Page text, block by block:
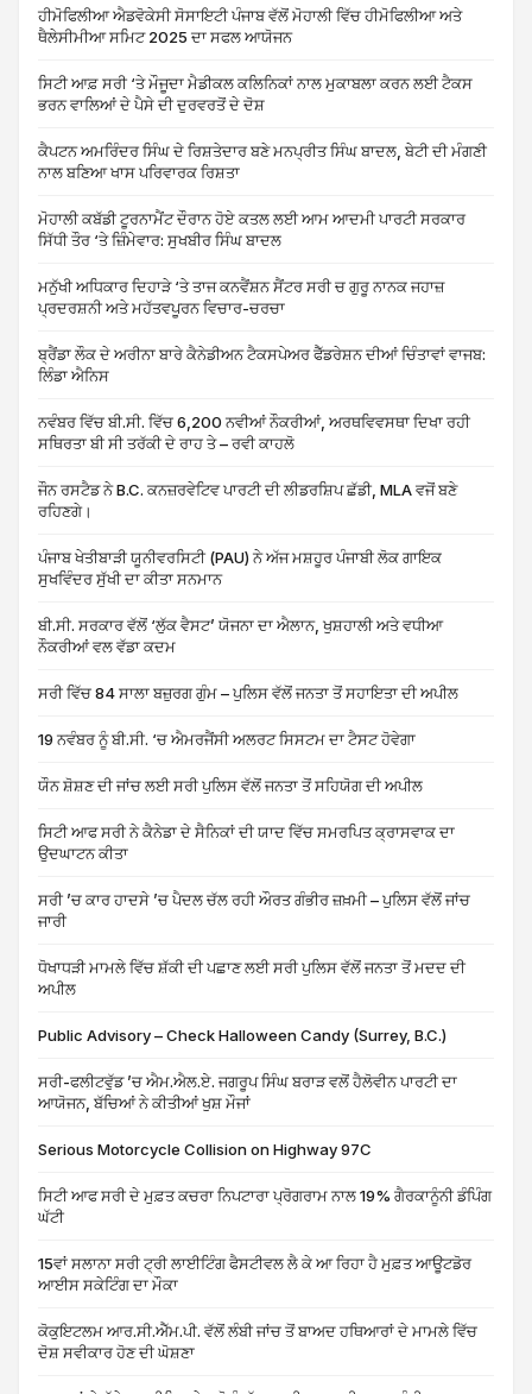
ਹੀਮੋਫਿਲੀਆ ਐਡਵੋਕੇਸੀ ਸੋਸਾਇਟੀ ਪੰਜਾਬ ਵੱਲੋਂ ਮੋਹਾਲੀ ਵਿੱਚ ਹੀਮੋਫਿਲੀਆ ਅਤੇ
ਥੈਲੇਸੀਮੀਆ ਸਮਿਟ 2025 ਦਾ ਸਫਲ ਆਯੋਜਨ
ਸਿਟੀ ਆਫ਼ ਸਰੀ ‘ਤੇ ਮੌਜੂਦਾ ਮੈਡੀਕਲ ਕਲਿਨਿਕਾਂ ਨਾਲ ਮੁਕਾਬਲਾ ਕਰਨ ਲਈ ਟੈਕਸ
ਭਰਨ ਵਾਲਿਆਂ ਦੇ ਪੈਸੇ ਦੀ ਦੁਰਵਰਤੋਂ ਦੇ ਦੋਸ਼
ਕੈਪਟਨ ਅਮਰਿੰਦਰ ਸਿੰਘ ਦੇ ਰਿਸ਼ਤੇਦਾਰ ਬਣੇ ਮਨਪ੍ਰੀਤ ਸਿੰਘ ਬਾਦਲ, ਬੇਟੀ ਦੀ ਮੰਗਣੀ
ਨਾਲ ਬਣਿਆ ਖਾਸ ਪਰਿਵਾਰਕ ਰਿਸ਼ਤਾ
ਮੋਹਾਲੀ ਕਬੱਡੀ ਟੂਰਨਾਮੈਂਟ ਦੌਰਾਨ ਹੋਏ ਕਤਲ ਲਈ ਆਮ ਆਦਮੀ ਪਾਰਟੀ ਸਰਕਾਰ
ਸਿੱਧੀ ਤੌਰ ‘ਤੇ ਜ਼ਿੰਮੇਵਾਰ: ਸੁਖਬੀਰ ਸਿੰਘ ਬਾਦਲ
ਮਨੁੱਖੀ ਅਧਿਕਾਰ ਦਿਹਾੜੇ ‘ਤੇ ਤਾਜ ਕਨਵੈਂਸ਼ਨ ਸੈਂਟਰ ਸਰੀ ਚ ਗੁਰੂ ਨਾਨਕ ਜਹਾਜ਼
ਪ੍ਰਦਰਸ਼ਨੀ ਅਤੇ ਮਹੱਤਵਪੂਰਨ ਵਿਚਾਰ-ਚਰਚਾ
ਬ੍ਰੈਂਡਾ ਲੌਕ ਦੇ ਅਰੀਨਾ ਬਾਰੇ ਕੈਨੇਡੀਅਨ ਟੈਕਸਪੇਅਰ ਫੈੱਡਰੇਸ਼ਨ ਦੀਆਂ ਚਿੰਤਾਵਾਂ ਵਾਜਬ:
ਲਿੰਡਾ ਐਨਿਸ
ਨਵੰਬਰ ਵਿੱਚ ਬੀ.ਸੀ. ਵਿੱਚ 6,200 ਨਵੀਆਂ ਨੌਕਰੀਆਂ, ਅਰਥਵਿਵਸਥਾ ਦਿਖਾ ਰਹੀ
ਸਥਿਰਤਾ ਬੀ ਸੀ ਤਰੱਕੀ ਦੇ ਰਾਹ ਤੇ – ਰਵੀ ਕਾਹਲੋ
ਜੌਨ ਰਸਟੈਡ ਨੇ B.C. ਕਨਜ਼ਰਵੇਟਿਵ ਪਾਰਟੀ ਦੀ ਲੀਡਰਸ਼ਿਪ ਛੱਡੀ, MLA ਵਜੋਂ ਬਣੇ
ਰਹਿਣਗੇ।
ਪੰਜਾਬ ਖੇਤੀਬਾੜੀ ਯੂਨੀਵਰਸਿਟੀ (PAU) ਨੇ ਅੱਜ ਮਸ਼ਹੂਰ ਪੰਜਾਬੀ ਲੋਕ ਗਾਇਕ
ਸੁਖਵਿੰਦਰ ਸੁੱਖੀ ਦਾ ਕੀਤਾ ਸਨਮਾਨ
ਬੀ.ਸੀ. ਸਰਕਾਰ ਵੱਲੋਂ ‘ਲੁੱਕ ਵੈਸਟ’ ਯੋਜਨਾ ਦਾ ਐਲਾਨ, ਖੁਸ਼ਹਾਲੀ ਅਤੇ ਵਧੀਆ
ਨੌਕਰੀਆਂ ਵਲ ਵੱਡਾ ਕਦਮ
ਸਰੀ ਵਿੱਚ 84 ਸਾਲਾ ਬਜ਼ੁਰਗ ਗੁੰਮ – ਪੁਲਿਸ ਵੱਲੋਂ ਜਨਤਾ ਤੋਂ ਸਹਾਇਤਾ ਦੀ ਅਪੀਲ
19 ਨਵੰਬਰ ਨੂੰ ਬੀ.ਸੀ. ‘ਚ ਐਮਰਜੈਂਸੀ ਅਲਰਟ ਸਿਸਟਮ ਦਾ ਟੈਸਟ ਹੋਵੇਗਾ
ਯੌਨ ਸ਼ੋਸ਼ਣ ਦੀ ਜਾਂਚ ਲਈ ਸਰੀ ਪੁਲਿਸ ਵੱਲੋਂ ਜਨਤਾ ਤੋਂ ਸਹਿਯੋਗ ਦੀ ਅਪੀਲ
ਸਿਟੀ ਆਫ ਸਰੀ ਨੇ ਕੈਨੇਡਾ ਦੇ ਸੈਨਿਕਾਂ ਦੀ ਯਾਦ ਵਿੱਚ ਸਮਰਪਿਤ ਕ੍ਰਾਸਵਾਕ ਦਾ
ਉਦਘਾਟਨ ਕੀਤਾ
ਸਰੀ ’ਚ ਕਾਰ ਹਾਦਸੇ ’ਚ ਪੈਦਲ ਚੱਲ ਰਹੀ ਔਰਤ ਗੰਭੀਰ ਜ਼ਖ਼ਮੀ – ਪੁਲਿਸ ਵੱਲੋਂ ਜਾਂਚ
ਜਾਰੀ
ਧੋਖਾਧੜੀ ਮਾਮਲੇ ਵਿੱਚ ਸ਼ੱਕੀ ਦੀ ਪਛਾਣ ਲਈ ਸਰੀ ਪੁਲਿਸ ਵੱਲੋਂ ਜਨਤਾ ਤੋਂ ਮਦਦ ਦੀ
ਅਪੀਲ
Public Advisory – Check Halloween Candy (Surrey, B.C.)
ਸਰੀ-ਫਲੀਟਵੁੱਡ ’ਚ ਐਮ.ਐਲ.ਏ. ਜਗਰੂਪ ਸਿੰਘ ਬਰਾੜ ਵਲੋਂ ਹੈਲੋਵੀਨ ਪਾਰਟੀ ਦਾ
ਆਯੋਜਨ, ਬੱਚਿਆਂ ਨੇ ਕੀਤੀਆਂ ਖੁਸ਼ ਮੌਜਾਂ
Serious Motorcycle Collision on Highway 97C
ਸਿਟੀ ਆਫ ਸਰੀ ਦੇ ਮੁਫ਼ਤ ਕਚਰਾ ਨਿਪਟਾਰਾ ਪ੍ਰੋਗਰਾਮ ਨਾਲ 19% ਗੈਰਕਾਨੂੰਨੀ ਡੰਪਿੰਗ
ਘੱਟੀ
15ਵਾਂ ਸਲਾਨਾ ਸਰੀ ਟ੍ਰੀ ਲਾਈਟਿੰਗ ਫੈਸਟੀਵਲ ਲੈ ਕੇ ਆ ਰਿਹਾ ਹੈ ਮੁਫ਼ਤ ਆਊਟਡੋਰ
ਆਈਸ ਸਕੇਟਿੰਗ ਦਾ ਮੌਕਾ
ਕੋਕੁਇਟਲਮ ਆਰ.ਸੀ.ਐੱਮ.ਪੀ. ਵੱਲੋਂ ਲੰਬੀ ਜਾਂਚ ਤੋਂ ਬਾਅਦ ਹਥਿਆਰਾਂ ਦੇ ਮਾਮਲੇ ਵਿੱਚ
ਦੋਸ਼ ਸਵੀਕਾਰ ਹੋਣ ਦੀ ਘੋਸ਼ਣਾ